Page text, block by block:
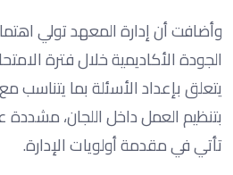
وأضافت أن إدارة المعهد تولي
الجودة الأكاديمية خلال فترة
يتعلق بإعداد الأسئلة بما يتناسب
بتنظيم العمل داخل اللجان،
تأتي في مقدمة أولويات الإدارة.